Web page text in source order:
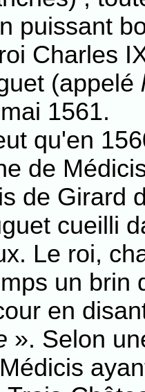
puissant
Charles
(appelé
1561.
qu'en
de
de Girard
cueilli
Le roi,
un brin
en
». Selon